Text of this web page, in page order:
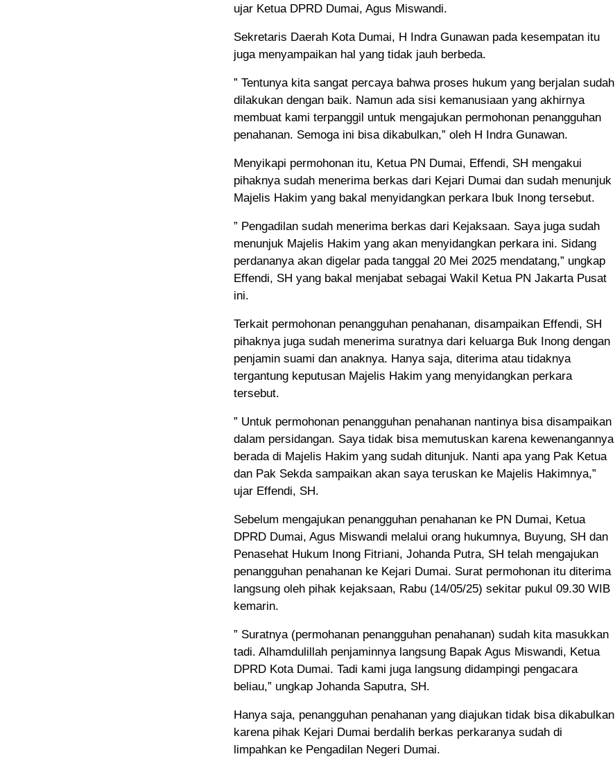
ujar Ketua DPRD Dumai, Agus Miswandi.
Sekretaris Daerah Kota Dumai, H Indra Gunawan pada kesempatan itu
juga menyampaikan hal yang tidak jauh berbeda.
” Tentunya kita sangat percaya bahwa proses hukum yang berjalan sudah
dilakukan dengan baik. Namun ada sisi kemanusiaan yang akhirnya
membuat kami terpanggil untuk mengajukan permohonan penangguhan
penahanan. Semoga ini bisa dikabulkan,” oleh H Indra Gunawan.
Menyikapi permohonan itu, Ketua PN Dumai, Effendi, SH mengakui
pihaknya sudah menerima berkas dari Kejari Dumai dan sudah menunjuk
Majelis Hakim yang bakal menyidangkan perkara Ibuk Inong tersebut.
” Pengadilan sudah menerima berkas dari Kejaksaan. Saya juga sudah
menunjuk Majelis Hakim yang akan menyidangkan perkara ini. Sidang
perdananya akan digelar pada tanggal 20 Mei 2025 mendatang,” ungkap
Effendi, SH yang bakal menjabat sebagai Wakil Ketua PN Jakarta Pusat
ini.
Terkait permohonan penangguhan penahanan, disampaikan Effendi, SH
pihaknya juga sudah menerima suratnya dari keluarga Buk Inong dengan
penjamin suami dan anaknya. Hanya saja, diterima atau tidaknya
tergantung keputusan Majelis Hakim yang menyidangkan perkara
tersebut.
” Untuk permohonan penangguhan penahanan nantinya bisa disampaikan
dalam persidangan. Saya tidak bisa memutuskan karena kewenangannya
berada di Majelis Hakim yang sudah ditunjuk. Nanti apa yang Pak Ketua
dan Pak Sekda sampaikan akan saya teruskan ke Majelis Hakimnya,”
ujar Effendi, SH.
Sebelum mengajukan penangguhan penahanan ke PN Dumai, Ketua
DPRD Dumai, Agus Miswandi melalui orang hukumnya, Buyung, SH dan
Penasehat Hukum Inong Fitriani, Johanda Putra, SH telah mengajukan
penangguhan penahanan ke Kejari Dumai. Surat permohonan itu diterima
langsung oleh pihak kejaksaan, Rabu (14/05/25) sekitar pukul 09.30 WIB
kemarin.
” Suratnya (permohanan penangguhan penahanan) sudah kita masukkan
tadi. Alhamdulillah penjaminnya langsung Bapak Agus Miswandi, Ketua
DPRD Kota Dumai. Tadi kami juga langsung didampingi pengacara
beliau,” ungkap Johanda Saputra, SH.
Hanya saja, penangguhan penahanan yang diajukan tidak bisa dikabulkan
karena pihak Kejari Dumai berdalih berkas perkaranya sudah di
limpahkan ke Pengadilan Negeri Dumai.